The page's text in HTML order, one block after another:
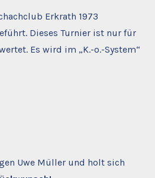
Erkrath 1973
Dieses Turnier ist nur für
Es wird im „K.-o.-System“
Uwe Müller und holt sich